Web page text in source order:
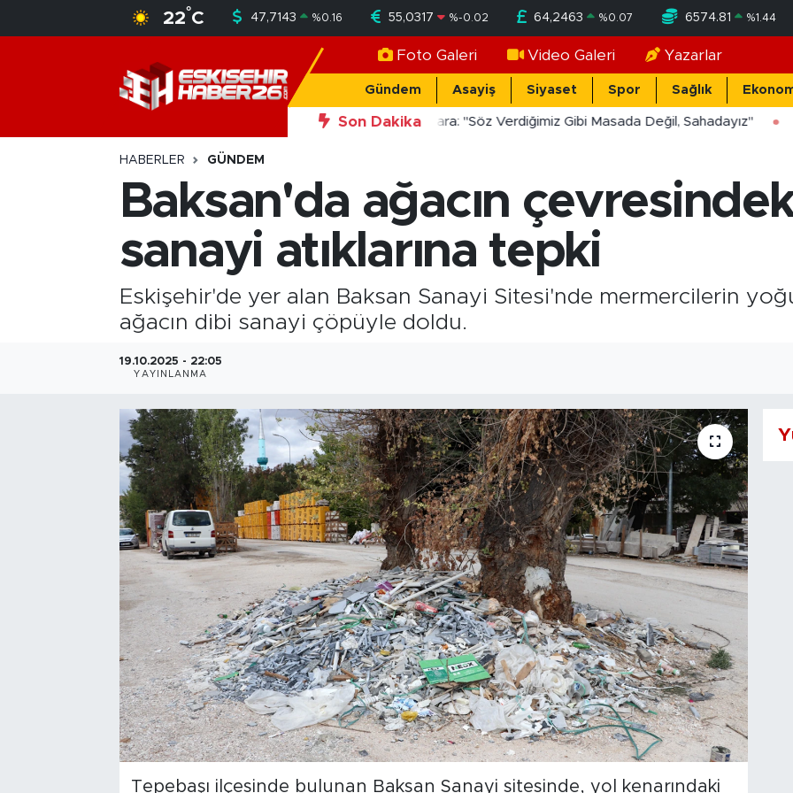
22°C 47,7143 %0.16 55,0317 %-0.02 64,2463 %0.07 6574.81 %1.44
Foto Galeri Video Galeri Yazarlar
Gündem Asayiş Siyaset Spor Sağlık
Son Dakika
20:56Okan Yücekara: "Söz Verdiğimiz Gibi Masada Değil, Sahadayız"
HABERLER GÜNDEM
Baksan'da ağacın
sanayi atıklarına tepki
Eskişehir'de yer alan Baksan Sanayi Sitesi'nde mermercilerin
ağacın dibi sanayi çöpüyle doldu.
19.10.2025 - 22:05
YAYINLANMA
Tepebaşı ilçesinde bulunan Baksan Sanayi sitesinde, yol kenarındaki
Nöbetçi Eczaneler
Hava Durumu
Trafik Durumu
Süper Lig Puan Durumu ve Fikstür
Tüm Manşetler
Son Dakika Haberleri
Haber Arşivi